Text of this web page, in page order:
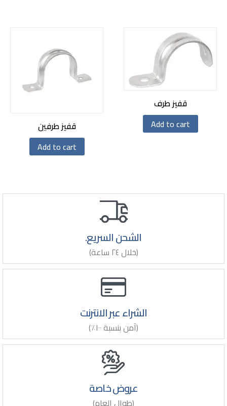
قفيز طرف
Add to cart
قفيز طرفين
Add to cart
الشحن السريع.
(خلال ٢٤ ساعة)
الشراء عبر الانترنت
(آمن بنسبة ١٠٠٪)
عروض خاصة